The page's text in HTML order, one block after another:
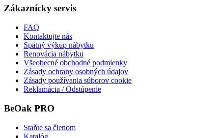
Zákaznícky servis
FAQ
Kontaktujte nás
Spätný výkup nábytku
Renovácia nábytku
Všeobecné obchodné podmienky
Zásady ochrany osobných údajov
Zásady používania súborov cookie
Reklamácia / Odstúpenie
BeOak PRO
Staňte sa členom
Katalóg